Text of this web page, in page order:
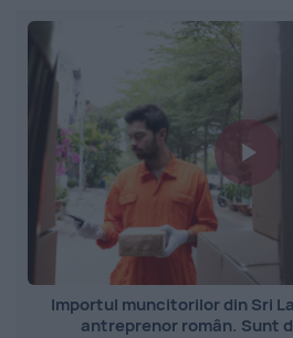
Importul muncitorilor din Sri
antreprenor român. Sunt